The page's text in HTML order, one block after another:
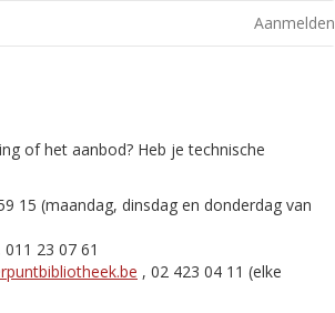
Aanmelden
of het aanbod? Heb je technische
15 (maandag, dinsdag en donderdag van
011 23 07 61
, 02 423 04 11 (elke